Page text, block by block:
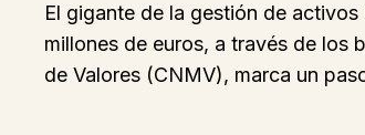
El gigante de la gestión de
millones de euros, a través de los
de Valores (CNMV), marca un